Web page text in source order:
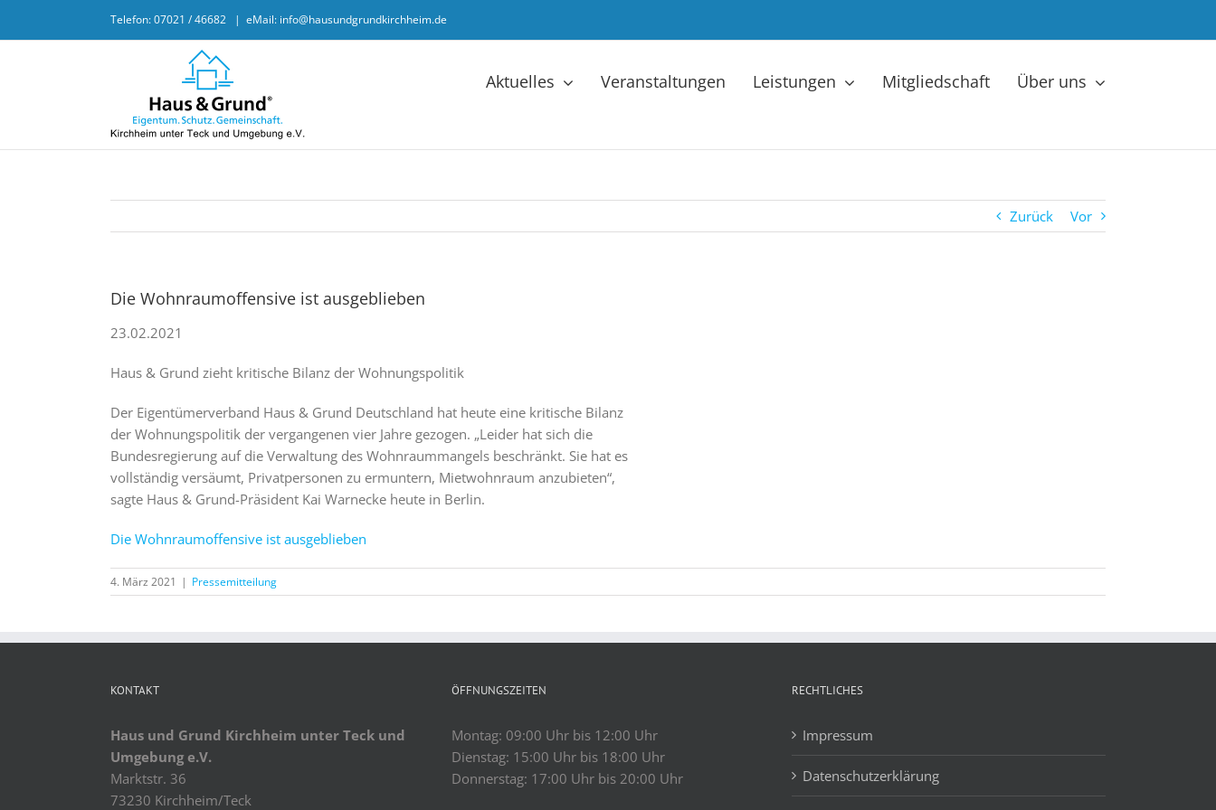
Telefon: 07021 / 46682 | eMail: info@hausundgrundkirchheim.de
Aktuelles Veranstaltungen Leistungen Mitgliedschaft Über uns
Zurück Vor
Die Wohnraumoffensive ist ausgeblieben
23.02.2021
Haus & Grund zieht kritische Bilanz der Wohnungspolitik
Der Eigentümerverband Haus & Grund Deutschland hat heute eine kritische Bilanz
der Wohnungspolitik der vergangenen vier Jahre gezogen. „Leider hat sich die
Bundesregierung auf die Verwaltung des Wohnraummangels beschränkt. Sie hat es
vollständig versäumt, Privatpersonen zu ermuntern, Mietwohnraum anzubieten“,
sagte Haus & Grund-Präsident Kai Warnecke heute in Berlin.
Die Wohnraumoffensive ist ausgeblieben
4. März 2021 | Pressemitteilung
KONTAKT
Haus und Grund Kirchheim unter Teck und
Umgebung e.V.
Marktstr. 36
73230 Kirchheim/Teck
ÖFFNUNGSZEITEN
Montag: 09:00 Uhr bis 12:00 Uhr
Dienstag: 15:00 Uhr bis 18:00 Uhr
Donnerstag: 17:00 Uhr bis 20:00 Uhr
RECHTLICHES
Impressum
Datenschutzerklärung